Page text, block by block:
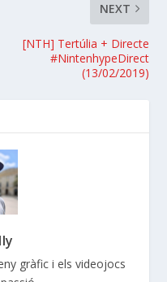
NEXT
[NTH] Tertúlia + Directe
#NintenhypeDirect
(13/02/2019)
gràfic i els videojocs